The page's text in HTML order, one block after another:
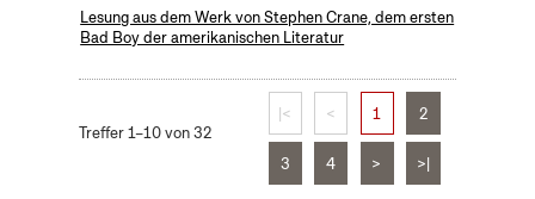
Lesung aus dem Werk von Stephen Crane, dem ersten
Bad Boy der amerikanischen Literatur
Treffer 1–10 von 32
|< < 1 2
3 4 > >|